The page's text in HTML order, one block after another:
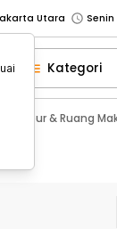
Utara
Go Jakarta Barat
Bekasi
Senin -
Senin -
Barat
Kategori
Dapur & Ruang